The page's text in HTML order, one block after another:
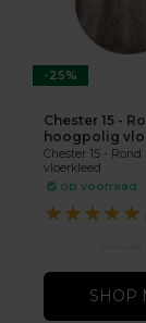
-25%
Chester 15 -
hoogpolig
Chester 15 -
vloerkleed
op voorraad
★★★★★
SHOP